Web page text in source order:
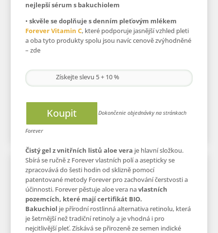
nejlepší sérum s bakuchiolem
•skvěle se doplňuje s denním pleťovým mlékem
Forever Vitamin C, které podporuje jasnější vzhled pleti
a oba tyto produkty spolu jsou navíc cenově zvýhodněné
– zde
Získejte slevu 5 + 10 %
Koupit
Čistý gel z vnitřních listů aloe vera je hlavní složkou.
Sbírá se ručně z Forever vlastních polí a asepticky se
zpracovává do šesti hodin od sklizně pomocí
patentované metody Forever pro zachování čerstvosti a
účinnosti. Forever pěstuje aloe vera navlastních
pozemcích, které mají certifikát BIO.
Bakuchiol je přírodní rostlinná alternativa retinolu, která
je šetrnější než tradiční retinoly a je vhodná i pro
nejcitlivější pleť. Získává se přirozeně ze semen indické